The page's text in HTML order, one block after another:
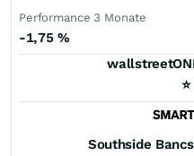
Performance 3 Monate
-1,75%
⭐
Southside